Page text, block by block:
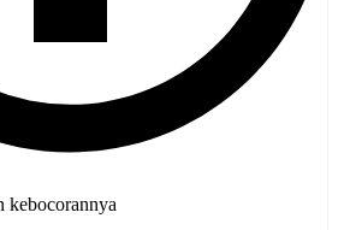
kebocorannya